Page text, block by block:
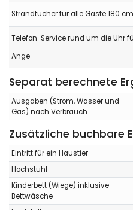
(Originaltext)
(Übersetzt von Google)
Es ist sehr nett
- 10,0
Familien mit kleinen Kindern -
No lo duden es una casa
Estuvimos muy comodos , la
bebes . Todo estaba perfecto
(Übersetzt von Google)
Zweifeln Sie nicht, es ist ein
Strandtücher für alle Gäste 180
Telefon-Service rund um die Uhr
Ange
Separat berechnete
Ausgaben (Strom, Wasser und
Gas) nach Verbrauch
Zusätzliche buchbare
Eintritt für ein Haustier
Hochstuhl
Kinderbett (Wiege) inklusive
Bettwäsche